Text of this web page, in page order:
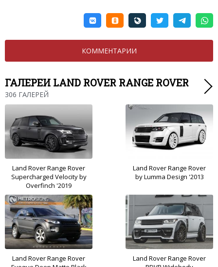
КОММЕНТАРИИ
ГАЛЕРЕИ LAND ROVER RANGE ROVER
306 ГАЛЕРЕЙ
Land Rover Range Rover
Supercharged Velocity by
Overfinch '2019
Land Rover Range Rover
by Lumma Design '2013
Land Rover Range Rover
Land Rover Range Rover